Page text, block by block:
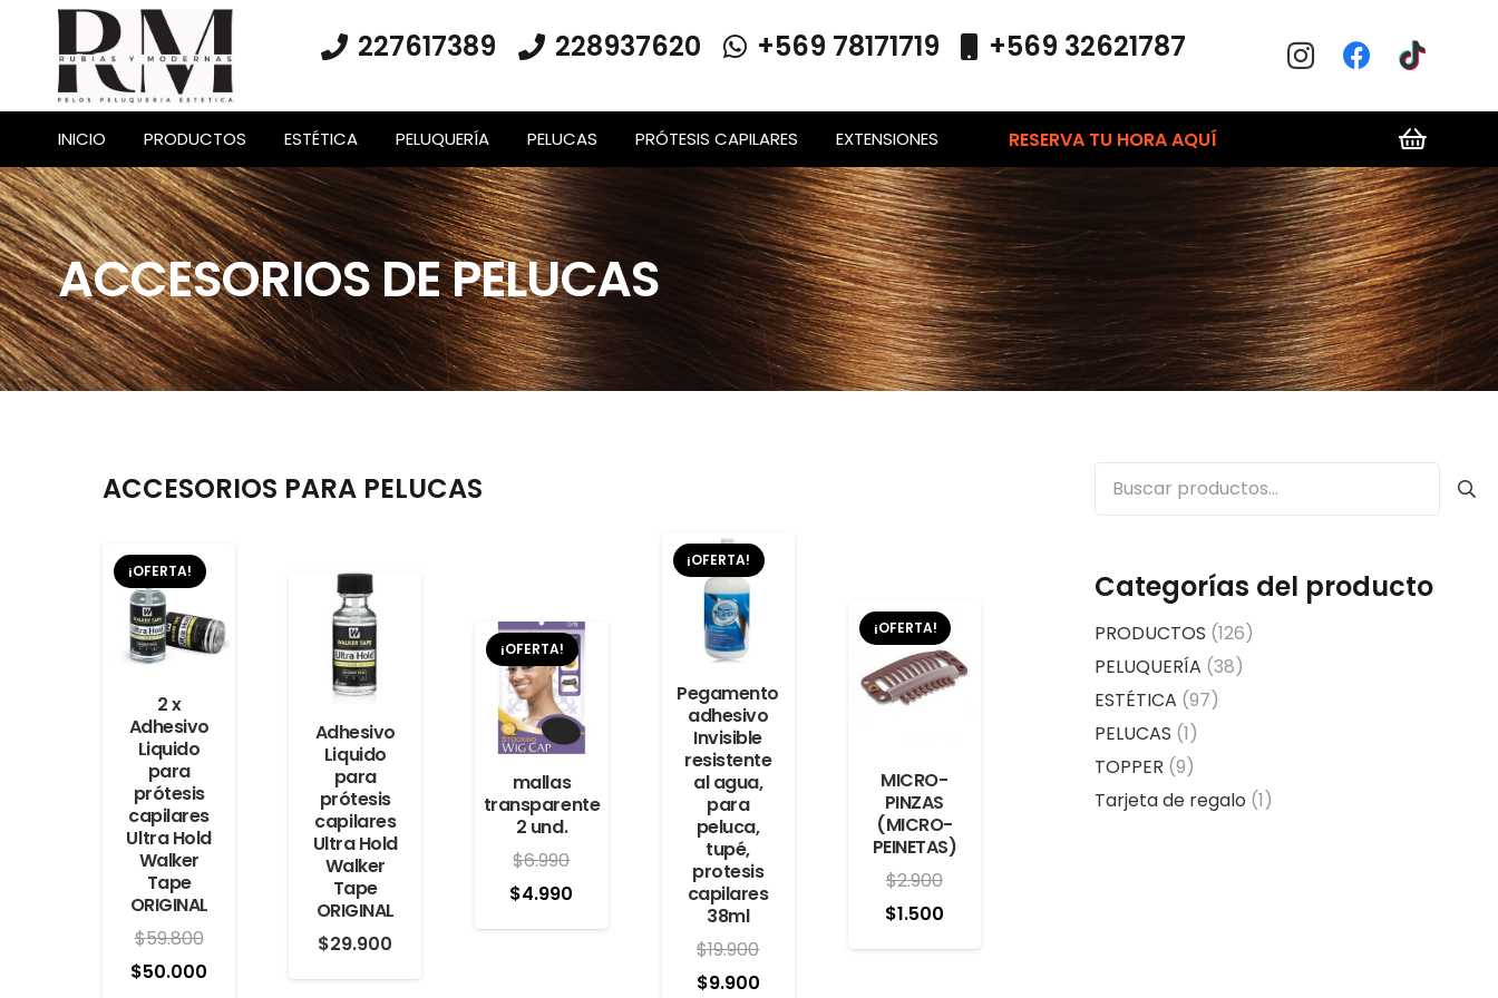
227617389 228937620 +569 78171719 +569 32621787
INICIO PRODUCTOS ESTÉTICA PELUQUERÍA PELUCAS PRÓTESIS CAPILARES EXTENSIONES RESERVA TU HORA AQUÍ
ACCESORIOS DE PELUCAS
ACCESORIOS PARA PELUCAS
¡OFERTA!
2 x
Adhesivo
Liquido
para
prótesis
capilares
Ultra Hold
Walker
Tape
ORIGINAL
$59.800
El
$50.000
Adhesivo
Liquido
para
prótesis
capilares
Ultra Hold
Walker
Tape
ORIGINAL
$29.900
¡OFERTA!
mallas
transparente
2 und.
$6.990
El
precio
$4.990
precio
¡OFERTA!
Pegamento
adhesivo
Invisible
resistente
al agua,
para
peluca,
tupé,
protesis
capilares
38ml
$19.900
El
$9.900El
¡OFERTA!
MICRO-
PINZAS
(MICRO-
PEINETAS)
$2.900
El
precio
$1.500El
precio
Buscar
Categorías del producto
PRODUCTOS (126)
PELUQUERÍA (38)
ESTÉTICA (97)
PELUCAS (1)
TOPPER (9)
Tarjeta de regalo (1)